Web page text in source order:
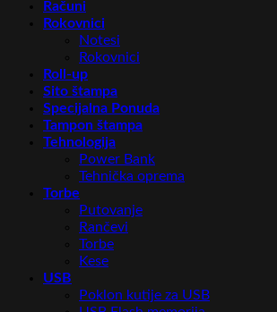
Računi
Rokovnici
Notesi
Rokovnici
Roll-up
Sito štampa
Specijalna Ponuda
Tampon štampa
Tehnologija
Power Bank
Tehnička oprema
Torbe
Putovanje
Rančevi
Torbe
Kese
USB
Poklon kutije za USB